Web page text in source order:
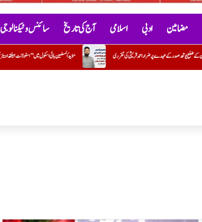
مضامین ادبی اسلامی آج کی تاریخ سائنس و ٹیکنالوجی
مؤیدُ المسلمین ہائی اسکول میں ’’اسٹوڈنٹ ہیلتھ اویئرنیس‘‘ کے تحت بلڈ گروپ کیمپ کا کامیاب انعقاد